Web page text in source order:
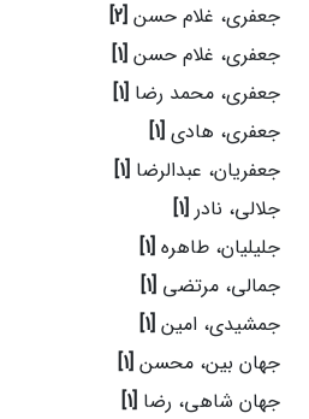
جعفری، غلام حسن [2]
جعفری، غلام حسن [1]
جعفری، محمد رضا [1]
جعفری، هادی [1]
جعفریان، عبدالرضا [1]
جلالی، نادر [1]
جلیلیان، طاهره [1]
جمالی، مرتضی [1]
جمشیدی، امین [1]
جهان بین، محسن [1]
جهان شاهی، رضا [1]